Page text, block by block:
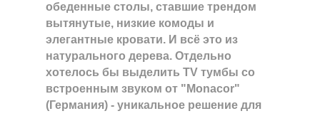
обеденные столы, ставшие трендом
вытянутые, низкие комоды и
элегантные кровати. И всё это из
натурального дерева. Отдельно
хотелось бы выделить TV тумбы со
встроенным звуком от "Monacor"
(Германия) - уникальное решение для